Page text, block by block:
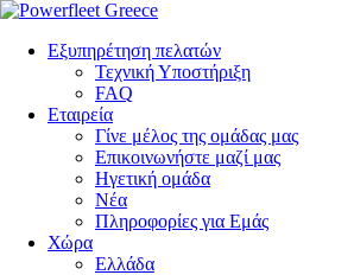
Εξυπηρέτηση πελατών
Τεχνική Υποστήριξη
FAQ
Eταιρεία
Γίνε μέλος της ομάδας μας
Επικοινωνήστε μαζί μας
Ηγετική ομάδα
Νέα
Πληροφορίες για Εμάς
Χώρα
Ελλάδα